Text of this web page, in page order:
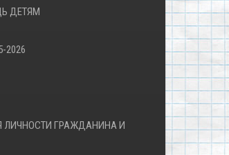
ДЕТЯМ
2026
ЛИЧНОСТИ ГРАЖДАНИНА И